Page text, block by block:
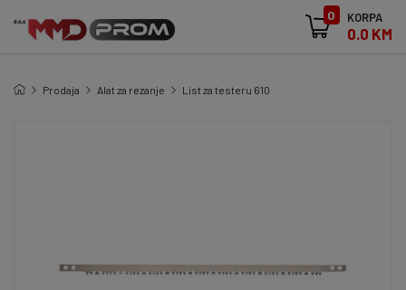
0 KORPA
0.0 KM
Prodaja Alat za rezanje List za testeru 610